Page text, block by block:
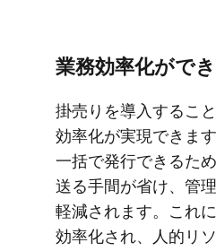
業務効率化が​で
掛売りを​導入する​こ
効率化が​実現できま
一括で​発行できる​た
送る​手間が​省け、​管
軽減されます。​これ
効率化され、​人的リ